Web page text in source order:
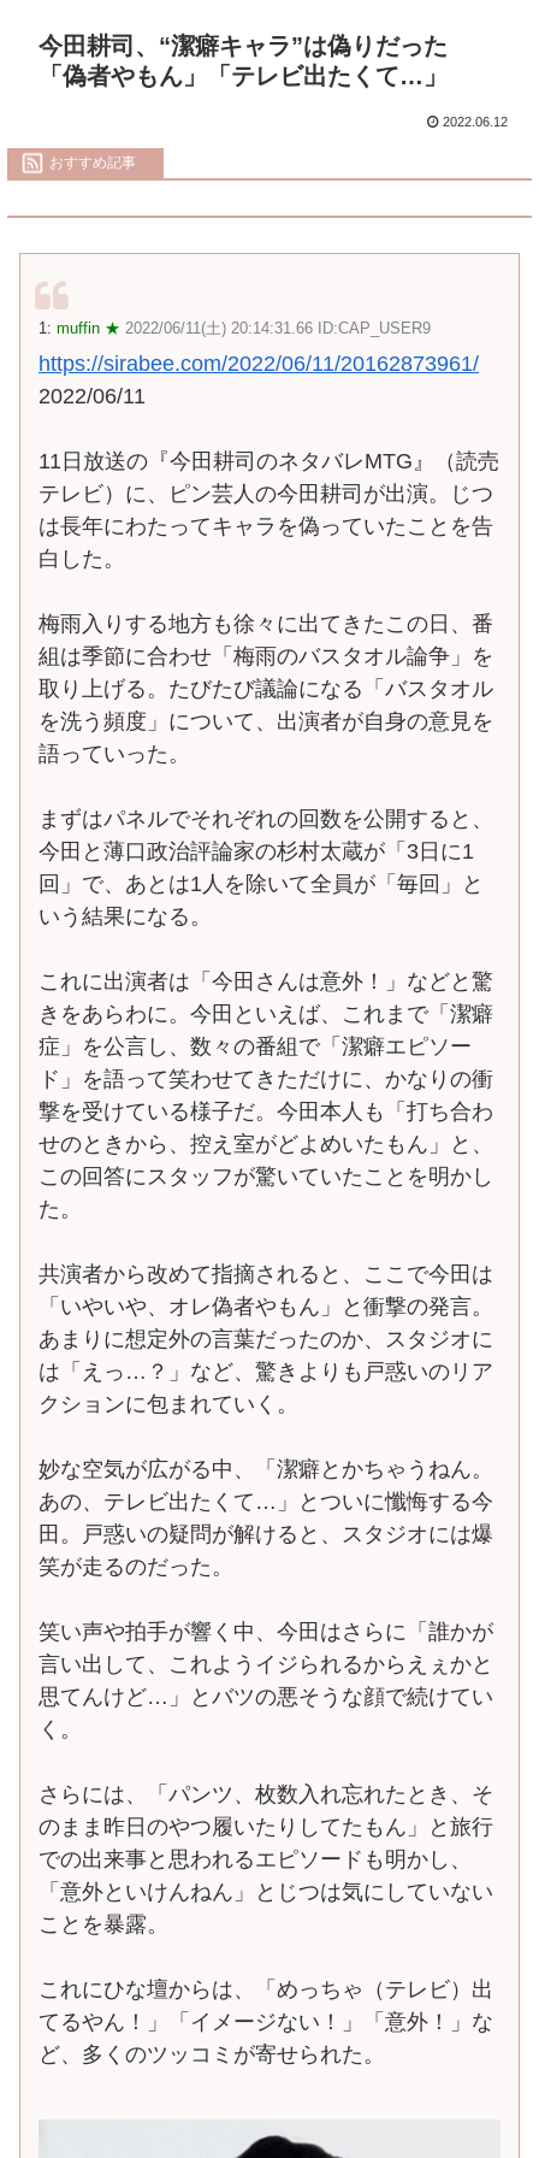
今田耕司、“潔癖キャラ”は偽りだった
「偽者やもん」「テレビ出たくて…」
2022.06.12
おすすめ記事
1: muffin ★ 2022/06/11(土) 20:14:31.66 ID:CAP_USER9
https://sirabee.com/2022/06/11/20162873961/
2022/06/11
11日放送の『今田耕司のネタバレMTG』（読売
テレビ）に、ピン芸人の今田耕司が出演。じつ
は長年にわたってキャラを偽っていたことを告
白した。
梅雨入りする地方も徐々に出てきたこの日、番
組は季節に合わせ「梅雨のバスタオル論争」を
取り上げる。たびたび議論になる「バスタオル
を洗う頻度」について、出演者が自身の意見を
語っていった。
まずはパネルでそれぞれの回数を公開すると、
今田と薄口政治評論家の杉村太蔵が「3日に1
回」で、あとは1人を除いて全員が「毎回」と
いう結果になる。
これに出演者は「今田さんは意外！」などと驚
きをあらわに。今田といえば、これまで「潔癖
症」を公言し、数々の番組で「潔癖エピソー
ド」を語って笑わせてきただけに、かなりの衝
撃を受けている様子だ。今田本人も「打ち合わ
せのときから、控え室がどよめいたもん」と、
この回答にスタッフが驚いていたことを明かし
た。
共演者から改めて指摘されると、ここで今田は
「いやいや、オレ偽者やもん」と衝撃の発言。
あまりに想定外の言葉だったのか、スタジオに
は「えっ…？」など、驚きよりも戸惑いのリア
クションに包まれていく。
妙な空気が広がる中、「潔癖とかちゃうねん。
あの、テレビ出たくて…」とついに懺悔する今
田。戸惑いの疑問が解けると、スタジオには爆
笑が走るのだった。
笑い声や拍手が響く中、今田はさらに「誰かが
言い出して、これようイジられるからえぇかと
思てんけど…」とバツの悪そうな顔で続けてい
く。
さらには、「パンツ、枚数入れ忘れたとき、そ
のまま昨日のやつ履いたりしてたもん」と旅行
での出来事と思われるエピソードも明かし、
「意外といけんねん」とじつは気にしていない
ことを暴露。
これにひな壇からは、「めっちゃ（テレビ）出
てるやん！」「イメージない！」「意外！」な
ど、多くのツッコミが寄せられた。